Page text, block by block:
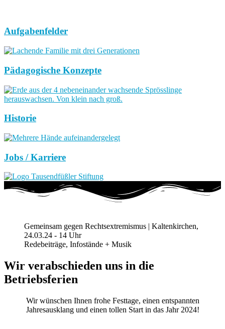
Aufgabenfelder
Pädagogische Konzepte
Historie
Jobs / Karriere
Gemeinsam gegen Rechtsextremismus | Kaltenkirchen,
24.03.24 - 14 Uhr
Redebeiträge, Infostände + Musik
Wir verabschieden uns in die
Betriebsferien
Wir wünschen Ihnen frohe Festtage, einen entspannten
Jahresausklang und einen tollen Start in das Jahr 2024!